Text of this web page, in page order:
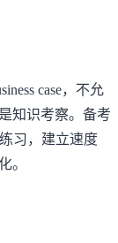
case，不允
知识考察。备考
习，建立速度
。